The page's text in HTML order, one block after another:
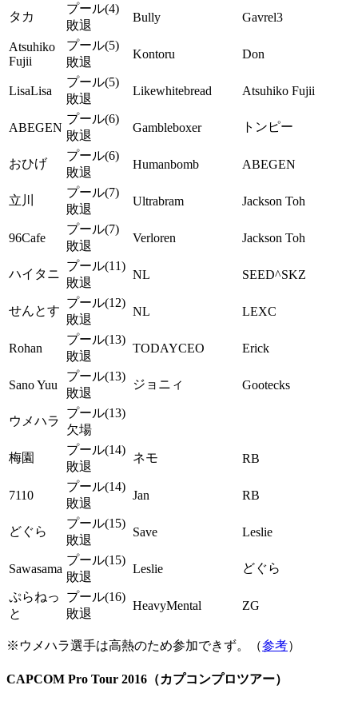
タカ
プール(4)
敗退
Bully Gavrel3
Atsuhiko
Fujii
プール(5)
敗退
Kontoru Don
LisaLisa
プール(5)
敗退
Likewhitebread Atsuhiko Fujii
ABEGEN
プール(6)
敗退
Gambleboxer トンピー
おひげ
プール(6)
敗退
Humanbomb ABEGEN
立川
プール(7)
敗退
Ultrabram Jackson Toh
96Cafe
プール(7)
敗退
Verloren Jackson Toh
ハイタニ
プール(11)
敗退
NL SEED^SKZ
せんとす
プール(12)
敗退
NL LEXC
Rohan
プール(13)
敗退
TODAYCEO Erick
Sano Yuu
プール(13)
敗退
ジョニィ Gootecks
ウメハラ
プール(13)
欠場
梅園
プール(14)
敗退
ネモ RB
7110
プール(14)
敗退
Jan RB
どぐら
プール(15)
敗退
Save Leslie
Sawasama
プール(15)
敗退
Leslie どぐら
ぷらねっ
と
プール(16)
敗退
HeavyMental ZG
※ウメハラ選手は高熱のため参加できず。（参考）
CAPCOM Pro Tour 2016（カプコンプロツアー）